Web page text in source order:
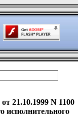
21.10.1999 N 1100
исполнительного